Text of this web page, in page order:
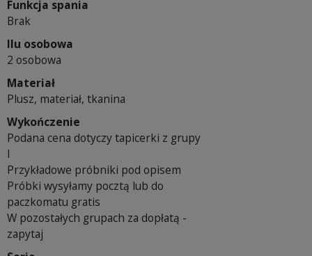
Funkcja spania
Brak
Ilu osobowa
2 osobowa
Materiał
Plusz, materiał, tkanina
Wykończenie
Podana cena dotyczy tapicerki z grupy
I
Przykładowe próbniki pod opisem
Próbki wysyłamy pocztą lub do
paczkomatu gratis
W pozostałych grupach za dopłatą -
zapytaj